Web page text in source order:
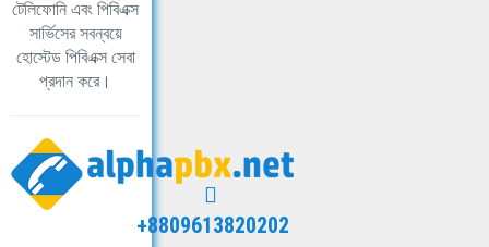
টেলিফোনি এবং পিবিএক্স
সার্ভিসের সবন্বয়ে
হোস্টেড পিবিএক্স সেবা
প্রদান করে।
+8809613820202